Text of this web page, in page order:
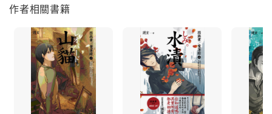
作者相關書籍